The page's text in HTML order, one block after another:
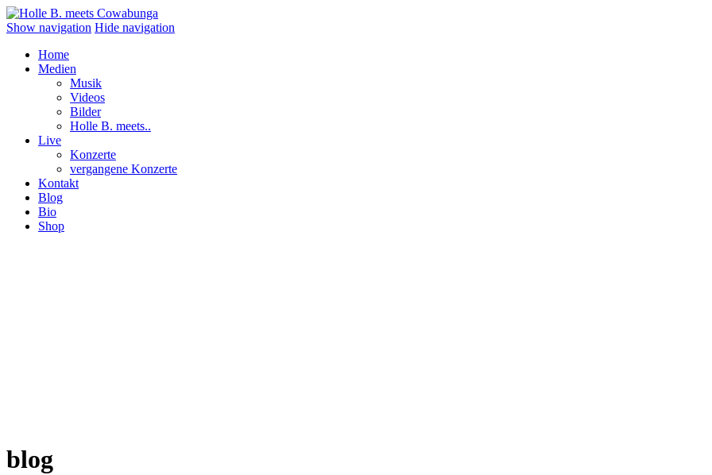
Show navigation Hide navigation
Home
Medien
Musik
Videos
Bilder
Holle B. meets..
Live
Konzerte
vergangene Konzerte
Kontakt
Blog
Bio
Shop
blog